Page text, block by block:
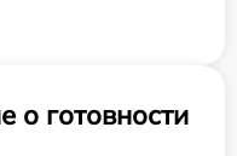
готовности